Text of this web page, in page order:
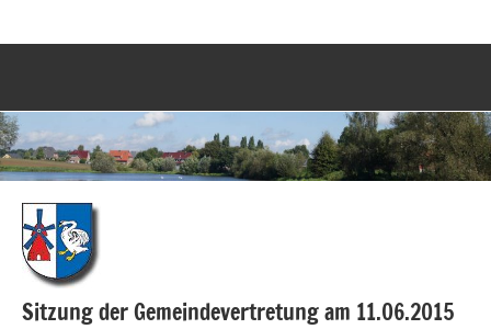
InhaltLabenz
sich
vor
Sitzung der Gemeindevertretung am 11.06.2015